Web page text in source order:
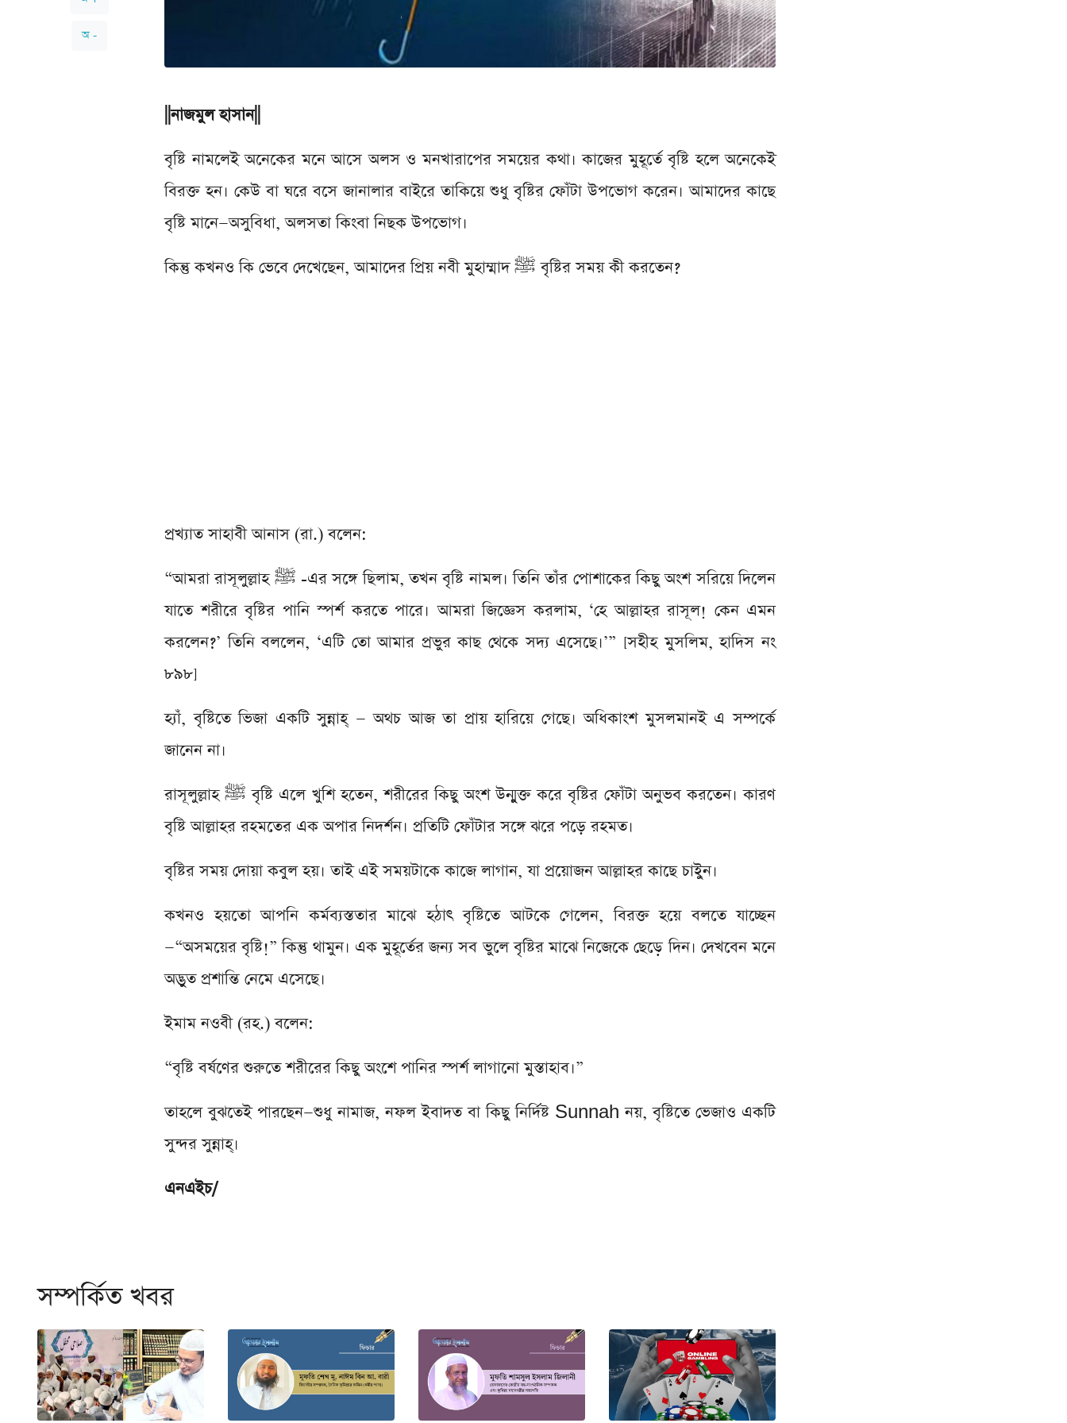
অ -
||নাজমুল হাসান||
বৃষ্টি নামলেই অনেকের মনে আসে অলস ও মনখারাপের সময়ের কথা। কাজের মুহূর্তে বৃষ্টি হলে অনেকেই
বিরক্ত হন। কেউ বা ঘরে বসে জানালার বাইরে তাকিয়ে শুধু বৃষ্টির ফোঁটা উপভোগ করেন। আমাদের কাছে
বৃষ্টি মানে—অসুবিধা, অলসতা কিংবা নিছক উপভোগ।
কিন্তু কখনও কি ভেবে দেখেছেন, আমাদের প্রিয় নবী মুহাম্মাদ ﷺ বৃষ্টির সময় কী করতেন?
প্রখ্যাত সাহাবী আনাস (রা.) বলেন:
“আমরা রাসূলুল্লাহ ﷺ -এর সঙ্গে ছিলাম, তখন বৃষ্টি নামল। তিনি তাঁর পোশাকের কিছু অংশ সরিয়ে দিলেন
যাতে শরীরে বৃষ্টির পানি স্পর্শ করতে পারে। আমরা জিজ্ঞেস করলাম, ‘হে আল্লাহর রাসূল! কেন এমন
করলেন?’ তিনি বললেন, ‘এটি তো আমার প্রভুর কাছ থেকে সদ্য এসেছে।’” [সহীহ মুসলিম, হাদিস নং
৮৯৮]
হ্যাঁ, বৃষ্টিতে ভিজা একটি সুন্নাহ্ — অথচ আজ তা প্রায় হারিয়ে গেছে। অধিকাংশ মুসলমানই এ সম্পর্কে
জানেন না।
রাসূলুল্লাহ ﷺ বৃষ্টি এলে খুশি হতেন, শরীরের কিছু অংশ উন্মুক্ত করে বৃষ্টির ফোঁটা অনুভব করতেন। কারণ
বৃষ্টি আল্লাহর রহমতের এক অপার নিদর্শন। প্রতিটি ফোঁটার সঙ্গে ঝরে পড়ে রহমত।
বৃষ্টির সময় দোয়া কবুল হয়। তাই এই সময়টাকে কাজে লাগান, যা প্রয়োজন আল্লাহর কাছে চাইুন।
কখনও হয়তো আপনি কর্মব্যস্ততার মাঝে হঠাৎ বৃষ্টিতে আটকে গেলেন, বিরক্ত হয়ে বলতে যাচ্ছেন
—“অসময়ের বৃষ্টি!” কিন্তু থামুন। এক মুহূর্তের জন্য সব ভুলে বৃষ্টির মাঝে নিজেকে ছেড়ে দিন। দেখবেন মনে
অদ্ভুত প্রশান্তি নেমে এসেছে।
ইমাম নওবী (রহ.) বলেন:
“বৃষ্টি বর্ষণের শুরুতে শরীরের কিছু অংশে পানির স্পর্শ লাগানো মুস্তাহাব।”
তাহলে বুঝতেই পারছেন—শুধু নামাজ, নফল ইবাদত বা কিছু নির্দিষ্ট Sunnah নয়, বৃষ্টিতে ভেজাও একটি
সুন্দর সুন্নাহ্।
এনএইচ/
সম্পর্কিত খবর